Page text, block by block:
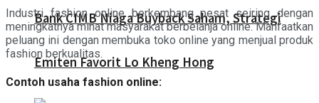
Bank CIMB Niaga Buyback Saham, Strategi
Emiten Favorit Lo Kheng Hong
Industri fashion online berkembang pesat seiring dengan
meningkatnya minat masyarakat berbelanja online. Manfaatkan
peluang ini dengan membuka toko online yang menjual produk
fashion berkualitas.
Contoh usaha fashion online: